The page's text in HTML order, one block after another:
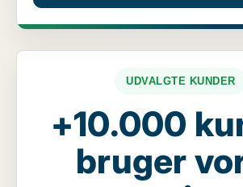
UDVALGTE KUNDER
+10.000
bruger